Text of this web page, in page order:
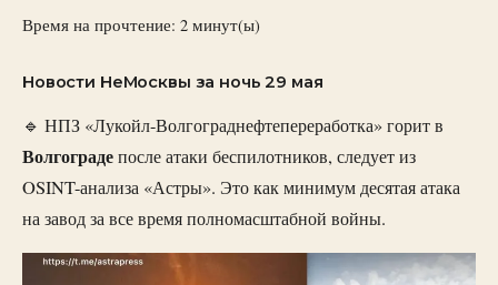
Время на прочтение: 2 минут(ы)
Новости НеМосквы за ночь 29 мая
🔹 НПЗ «Лукойл-Волгограднефтепереработка» горит в
Волгоградепосле атаки беспилотников, следует из
OSINT-анализа «Астры». Это как минимум десятая атака
на завод за все время полномасштабной войны.